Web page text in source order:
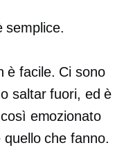
semplice.
è facile. Ci sono
saltar fuori, ed è
emozionato
che fanno.